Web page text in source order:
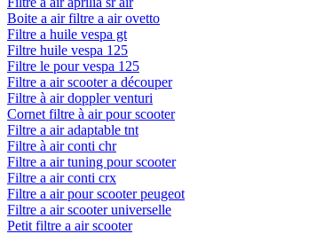
Boite a air filtre a air ovetto
Filtre a huile vespa gt
Filtre huile vespa 125
Filtre le pour vespa 125
Filtre a air scooter a découper
Filtre à air doppler venturi
Cornet filtre à air pour scooter
Filtre a air adaptable tnt
Filtre à air conti chr
Filtre a air tuning pour scooter
Filtre a air conti crx
Filtre a air pour scooter peugeot
Filtre a air scooter universelle
Petit filtre a air scooter